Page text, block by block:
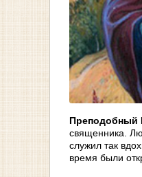
Преподобный
священника.
служил так
время были